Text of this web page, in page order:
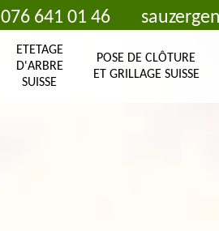
076 641 01 46
ETETAGE
D'ARBRE
SUISSE
POSE DE CLÔTURE
ET GRILLAGE SUISSE